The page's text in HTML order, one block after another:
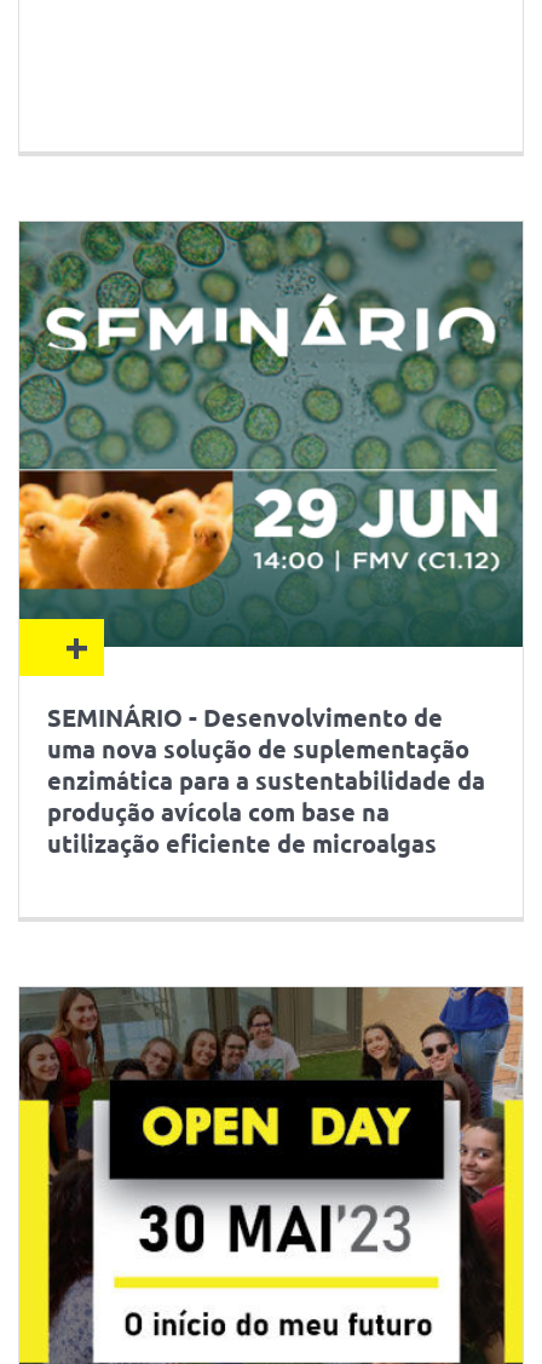
+
SEMINÁRIO - Desenvolvimento de
uma nova solução de suplementação
enzimática para a sustentabilidade da
produção avícola com base na
utilização eficiente de microalgas